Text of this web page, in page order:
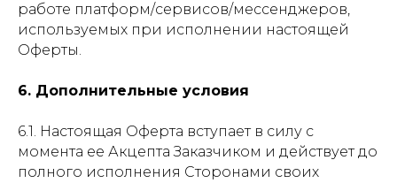
работе платформ/сервисов/мессенджеров,
используемых при исполнении настоящей
Оферты.
6. Дополнительные условия
6.1. Настоящая Оферта вступает в силу с
момента ее Акцепта Заказчиком и действует до
полного исполнения Сторонами своих